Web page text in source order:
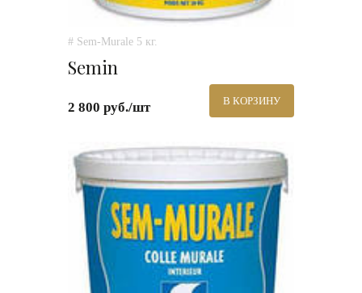
# Sem-Murale 5 кг.
Semin
2 800 руб./шт В КОРЗИНУ